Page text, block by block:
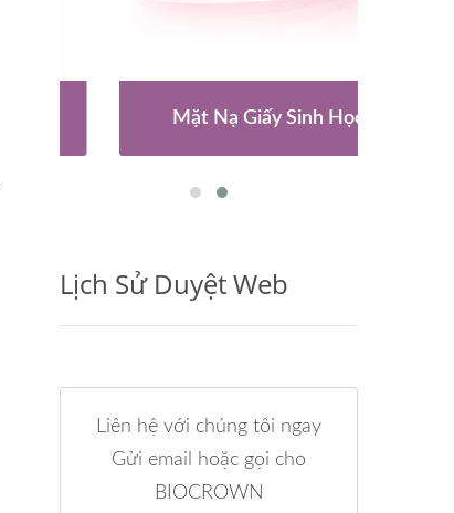
Mặt Nạ Giấy Sinh Học
Lịch Sử Duyệt Web
Liên hệ với chúng tôi ngay
Gửi email hoặc gọi cho
BIOCROWN